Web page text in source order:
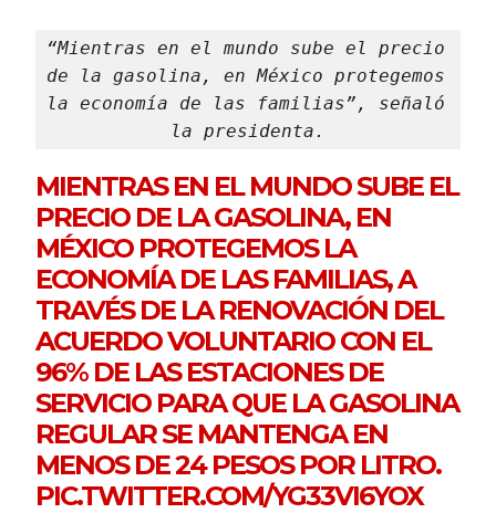
“Mientras en el mundo sube el precio
de la gasolina, en México protegemos
la economía de las familias”, señaló
la presidenta.
MIENTRAS EN EL MUNDO SUBE EL
PRECIO DE LA GASOLINA, EN
MÉXICO PROTEGEMOS LA
ECONOMÍA DE LAS FAMILIAS, A
TRAVÉS DE LA RENOVACIÓN DEL
ACUERDO VOLUNTARIO CON EL
96% DE LAS ESTACIONES DE
SERVICIO PARA QUE LA GASOLINA
REGULAR SE MANTENGA EN
MENOS DE 24 PESOS POR LITRO.
PIC.TWITTER.COM/YG33VI6YOX